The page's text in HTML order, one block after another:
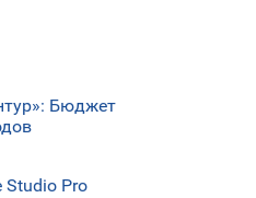
Бюджет
Studio Pro